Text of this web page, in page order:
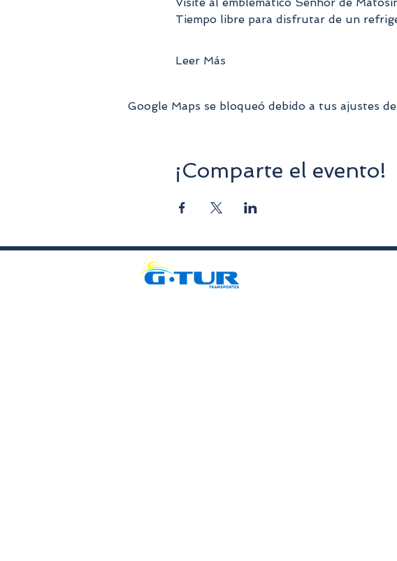
Tiempo libre para disfrutar de un
Leer Más
Google Maps se bloqueó debido a tus ajustes
¡Comparte el evento!